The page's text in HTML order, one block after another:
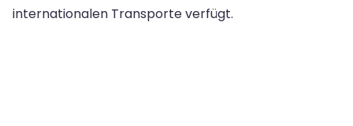
internationalen Transporte verfügt.